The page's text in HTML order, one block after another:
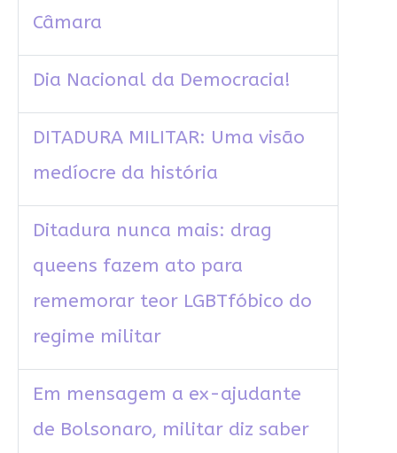
Câmara
Dia Nacional da Democracia!
DITADURA MILITAR: Uma visão
medíocre da história
Ditadura nunca mais: drag
queens fazem ato para
rememorar teor LGBTfóbico do
regime militar
Em mensagem a ex-ajudante
de Bolsonaro, militar diz saber